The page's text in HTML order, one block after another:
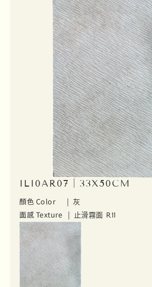
ILI0AR07｜33X50CM
顏色 Color | 灰
面感 Texture | 止滑霧面 R11